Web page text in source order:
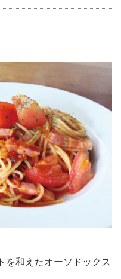
を和えたオーソドックス